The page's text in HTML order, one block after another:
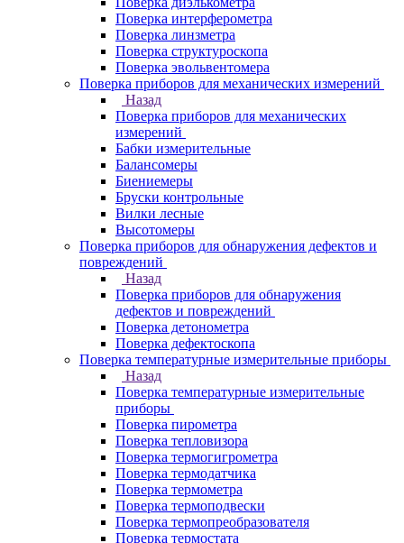
Поверка интерферометра
Поверка линзметра
Поверка структуроскопа
Поверка эвольвентомера
Поверка приборов для механических измерений
Назад
Поверка приборов для механических
измерений
Бабки измерительные
Балансомеры
Биениемеры
Бруски контрольные
Вилки лесные
Высотомеры
Поверка приборов для обнаружения дефектов и
повреждений
Назад
Поверка приборов для обнаружения
дефектов и повреждений
Поверка детонометра
Поверка дефектоскопа
Поверка температурные измерительные приборы
Назад
Поверка температурные измерительные
приборы
Поверка пирометра
Поверка тепловизора
Поверка термогигрометра
Поверка термодатчика
Поверка термометра
Поверка термоподвески
Поверка термопреобразователя
Поверка термостата